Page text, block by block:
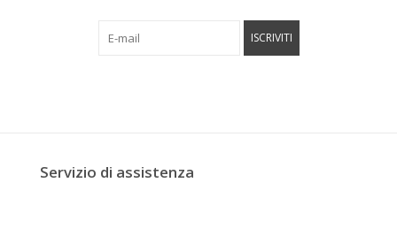
ISCRIVITI
Servizio di assistenza